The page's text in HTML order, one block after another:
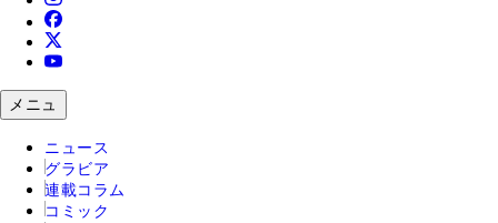
メニュ
ニュース
グラビア
連載コラム
コミック